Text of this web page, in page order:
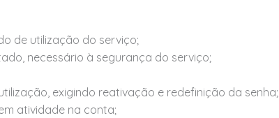
de utilização do serviço;
necessário à segurança do serviço;
exigindo reativação e redefinição da senha;
atividade na conta;